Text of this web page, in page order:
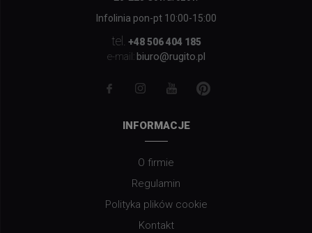
Infolinia pon-pt 10:00-15:00
tel.
+48 506 404 185
e-mail: biuro@rugito.pl
INFORMACJE
O firmie
Regulamin
Polityka plików cookie
Kontakt